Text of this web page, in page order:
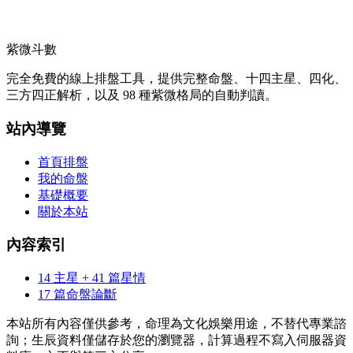
紫微斗數
完全免費的線上排盤工具，提供完整命盤、十四主星、四化、
三方四正解析，以及 98 種紫微格局的自動判讀。
站內導覽
首頁排盤
我的命盤
基礎概要
關於本站
內容索引
14 主星 + 41 篇星情
17 篇命盤論斷
本站所有內容僅供參考，命理為文化娛樂用途，不替代專業諮
詢；生辰資料僅儲存於您的瀏覽器，計算過程不寫入伺服器資